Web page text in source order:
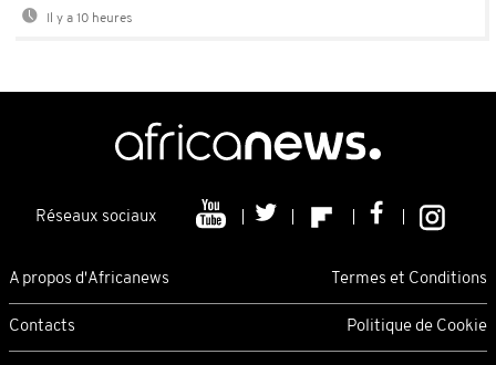
Il y a 10 heures
Réseaux sociaux
A propos d'Africanews Termes et Conditions
Contacts Politique de Cookie